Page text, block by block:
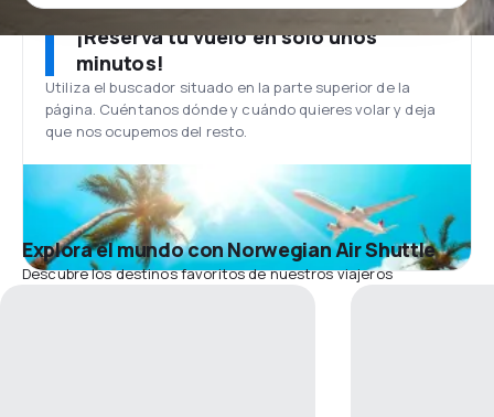
¡Reserva tu vuelo en solo unos
minutos!
Utiliza el buscador situado en la parte superior de la
página. Cuéntanos dónde y cuándo quieres volar y deja
que nos ocupemos del resto.
Explora el mundo con Norwegian Air Shuttle
Descubre los destinos favoritos de nuestros viajeros